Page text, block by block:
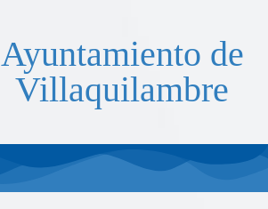
Ayuntamiento de
Villaquilambre